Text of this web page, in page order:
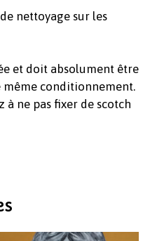
est vide.
nettoyage sur les
et doit absolument être
conditionnement.
à ne pas fixer de scotch